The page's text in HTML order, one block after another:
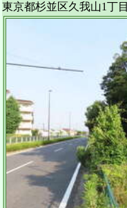
東京都杉並区久我山1丁目